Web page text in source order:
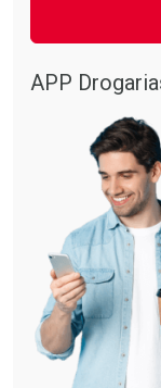
APP